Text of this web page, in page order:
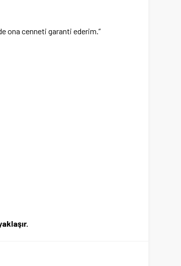
ona cenneti garanti ederim.”